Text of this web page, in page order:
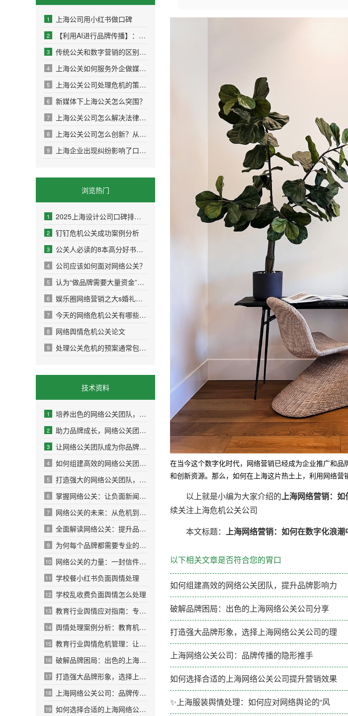
1 上海公司用小红书做口碑
2 【利用AI进行品牌传播】：人工智能如何重塑现代
3 传统公关和数字营销的区别：从面对面到社交媒
4 上海公关如何服务外企做媒体传播？
5 上海公关公司处理危机的策略：危机公关的实战
6 新媒体下上海公关怎么突围？
7 上海公关公司怎么解决法律与舆论双重方案？
8 上海公关公司怎么创新？从策略到执行，解锁高
9 上海企业出现纠纷影响了口碑怎么办？
浏览热门
1 2025上海设计公司口碑排名权威盘点：10家高好评
2 钉钉危机公关成功案例分析
3 公关人必读的8本高分好书推荐
4 公司应该如何面对网络公关？
5 认为“做品牌需要大量资金”是因为并未真正理
6 娱乐圈网络营销之大s婚礼曝光
7 今天的网络危机公关有哪些特点？
8 网络舆情危机公关论文
9 处理公关危机的预案通常包括以下步骤
技术资料
1 培养出色的网络公关团队，助力企业迈向成功巅
2 助力品牌成长，网络公关团队的成功案例解析
3 让网络公关团队成为你品牌传播的最佳伙伴
4 如何组建高效的网络公关团队，提升品牌影响力
5 打造强大的网络公关团队，让品牌声誉更上一层
6 掌握网络公关：让负面新闻变成积极转机
7 网络公关的未来：从危机到机遇的转变之路
8 全面解读网络公关：提升品牌声誉的秘密
9 为何每个品牌都需要专业的网络公关团队
10 网络公关的力量：一封信件改变你的品牌命运
11 学校餐小红书负面舆情处理
12 学校乱收费负面舆情怎么处理
13 教育行业舆情应对指南：专家教你稳住阵脚
14 舆情处理案例分析：教育机构成功应对分享
15 教育行业舆情危机管理：让你的学校在风口浪尖
16 破解品牌困局：出色的上海网络公关公司分享
17 打造强大品牌形象，选择上海网络公关公司的理
18 上海网络公关公司：品牌传播的隐形推手
19 如何选择合适的上海网络公关公司提升营销效果
在当今这个数字化时代， 网络营销已经成为企业推广和品
和创新资源。那么，如何在上海这片热土上，利用网络营
以上就是小编为大家介绍的上海网络营销：如
续关注上海危机公关公司
本文标题： 上海网络营销：如何在数字化浪潮
以下相关文章是否符合您的胃口
如何组建高效的网络公关团队，提升品牌影响力
破解品牌困局：出色的上海网络公关公司分享
打造强大品牌形象，选择上海网络公关公司的理
上海网络公关公司：品牌传播的隐形推手
如何选择合适的上海网络公关公司提升营销效果
✨上海服装舆情处理：如何应对网络舆论的“风